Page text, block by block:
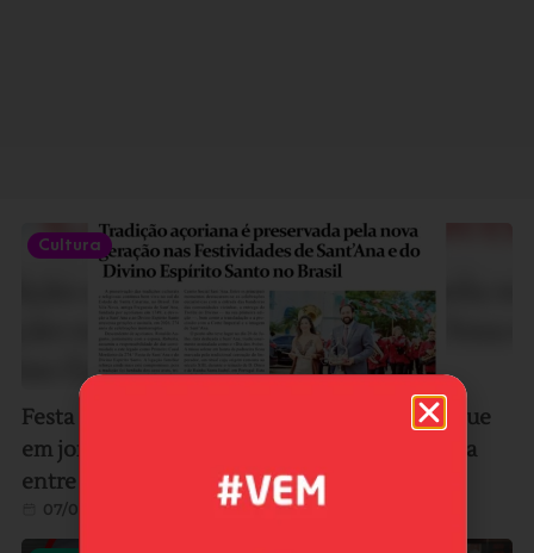
Cultura
Festa de Sant’Ana de Vila Nova ganha destaque
em jornal da Europa e reforça ligação histórica
entre Imbituba e Portugal
07/08/2026